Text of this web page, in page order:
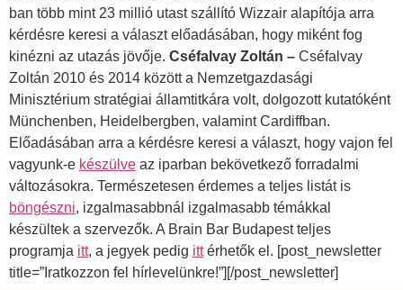
ban több mint 23 millió utast szállító Wizzair alapítója arra
kérdésre keresi a választ előadásában, hogy miként fog
kinézni az utazás jövője. Cséfalvay Zoltán – Cséfalvay
Zoltán 2010 és 2014 között a Nemzetgazdasági
Minisztérium stratégiai államtitkára volt, dolgozott kutatóként
Münchenben, Heidelbergben, valamint Cardiffban.
Előadásában arra a kérdésre keresi a választ, hogy vajon fel
vagyunk-e készülve az iparban bekövetkező forradalmi
változásokra. Természetesen érdemes a teljes listát is
böngészni, izgalmasabbnál izgalmasabb témákkal
készültek a szervezők. A Brain Bar Budapest teljes
programja itt, a jegyek pedig ittérhetők el. [post_newsletter
title=”Iratkozzon fel hírlevelünkre!”][/post_newsletter]